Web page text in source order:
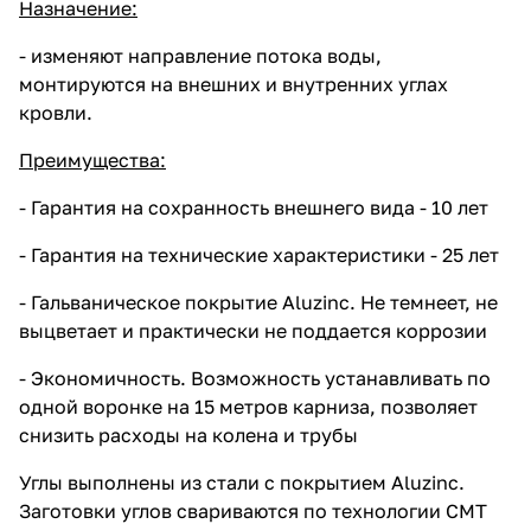
Назначение:
- изменяют направление потока воды,
монтируются на внешних и внутренних углах
кровли.
Преимущества:
- Гарантия на сохранность внешнего вида - 10 лет
- Гарантия на технические характеристики - 25 лет
- Гальваническое покрытие Aluzinc. Не темнеет, не
выцветает и практически не поддается коррозии
- Экономичность. Возможность устанавливать по
одной воронке на 15 метров карниза, позволяет
снизить расходы на колена и трубы
Углы выполнены из стали с покрытием Aluzinc.
Заготовки углов свариваются по технологии CMT